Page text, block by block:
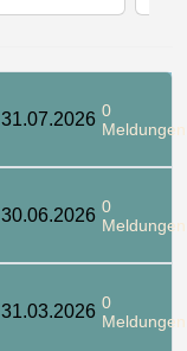
31.07.2026 0
Meldungen
30.06.2026 0
Meldungen
31.03.2026 0
Meldungen